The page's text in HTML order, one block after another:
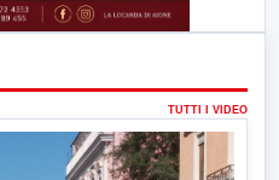
TUTTI I VIDEO